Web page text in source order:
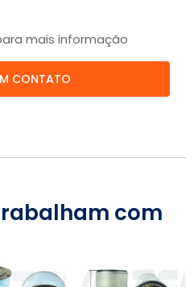
mais informação
CONTATO
com